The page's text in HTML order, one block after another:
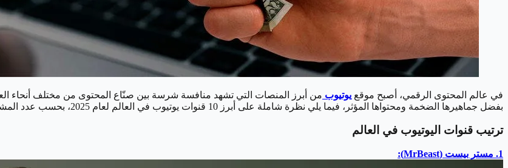
في عالم المحتوى الرقمي، أصبح موقع يوتيوب من أبرز المنصات التي تشهد منافسة شرسة بين صنّاع المحتوى من مختلف أنحاء
بفضل جماهيرها الضخمة ومحتواها المؤثر، فيما يلي نظرة شاملة على أبرز 10 قنوات يوتيوب في العالم لعام 2025، بحسب عدد المشتركين ونقاط التأثير حسب تصنيف Favikon.
ترتيب قنوات اليوتيوب في العالم
1. مستر بيست (MrBeast):